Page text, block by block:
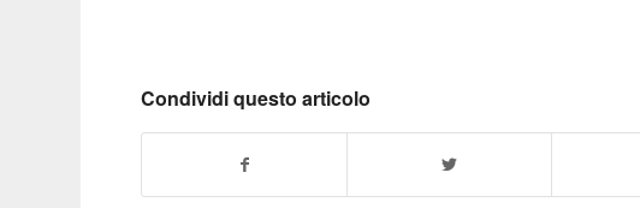
Condividi questo articolo